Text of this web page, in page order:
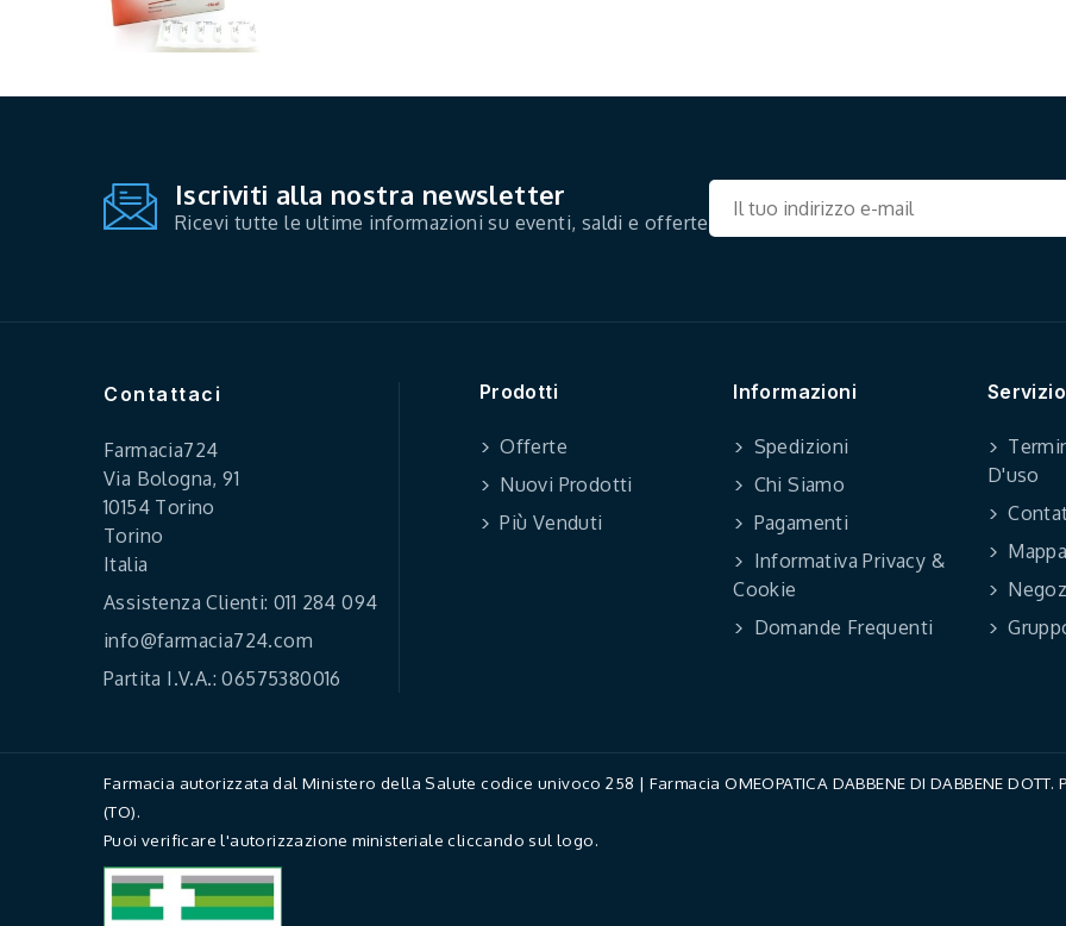
Iscriviti alla nostra newsletter
Ricevi tutte le ultime informazioni su eventi, saldi e offerte
Contattaci
Farmacia724
Via Bologna, 91
10154 Torino
Torino
Italia
Assistenza Clienti: 011 284 094
info@farmacia724.com
Partita I.V.A.: 06575380016
Prodotti
Offerte
Nuovi Prodotti
Più Venduti
Informazioni
Spedizioni
Chi Siamo
Pagamenti
Informativa Privacy &
Cookie
Domande Frequenti
D'uso
Farmacia autorizzata dal Ministero della Salute codice univoco 258 | Farmacia OMEOPATICA DABBENE DI DABBENE DOTT.
(TO).
Puoi verificare l'autorizzazione ministeriale cliccando sul logo.